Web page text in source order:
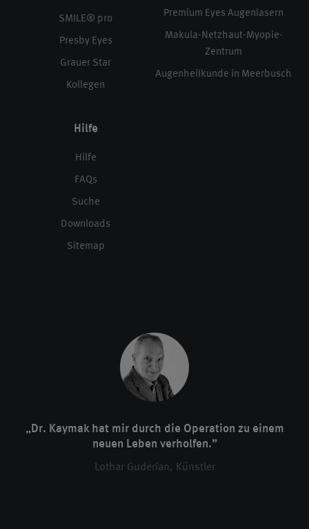
SMILE® pro
Presby Eyes
Grauer Star
Kollegen
Premium Eyes Augenlasern
Makula-Netzhaut-Myopie-
Zentrum
Augenheilkunde in Meerbusch
Hilfe
Hilfe
FAQs
Suche
Downloads
Sitemap
„Dr. Kaymak hat mir durch die Operation zu einem
neuen Leben verholfen.”
Lothar Guderian, Künstler